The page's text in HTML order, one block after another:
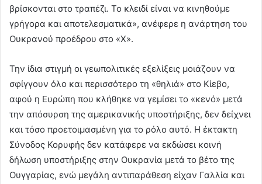
βρίσκονται στο τραπέζι. Το κλειδί είναι να κινηθούμε
γρήγορα και αποτελεσματικά», ανέφερε η ανάρτηση του
Ουκρανού προέδρου στο «Χ».
Την ίδια στιγμή οι γεωπολιτικές εξελίξεις μοιάζουν να
σφίγγουν όλο και περισσότερο τη «θηλιά» στο Κίεβο,
αφού η Ευρώπη που κλήθηκε να γεμίσει το «κενό» μετά
την απόσυρση της αμερικανικής υποστήριξης, δεν δείχνει
και τόσο προετοιμασμένη για το ρόλο αυτό. Η έκτακτη
Σύνοδος Κορυφής δεν κατάφερε να εκδώσει κοινή
δήλωση υποστήριξης στην Ουκρανία μετά το βέτο της
Ουγγαρίας, ενώ μεγάλη αντιπαράθεση είχαν Γαλλία και